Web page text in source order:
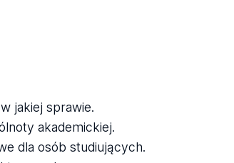
jakiej sprawie.
akademickiej.
dla osób studiujących.